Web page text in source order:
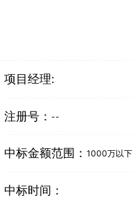
项目经理:
注册号： --
中标金额范围： 1000万以下
中标时间：